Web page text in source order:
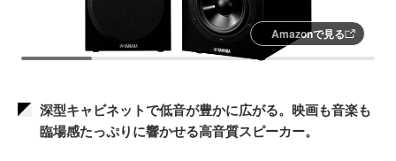
Amazonで見る
深型キャビネットで低音が豊かに広がる。映画も音楽も
臨場感たっぷりに響かせる高音質スピーカー。